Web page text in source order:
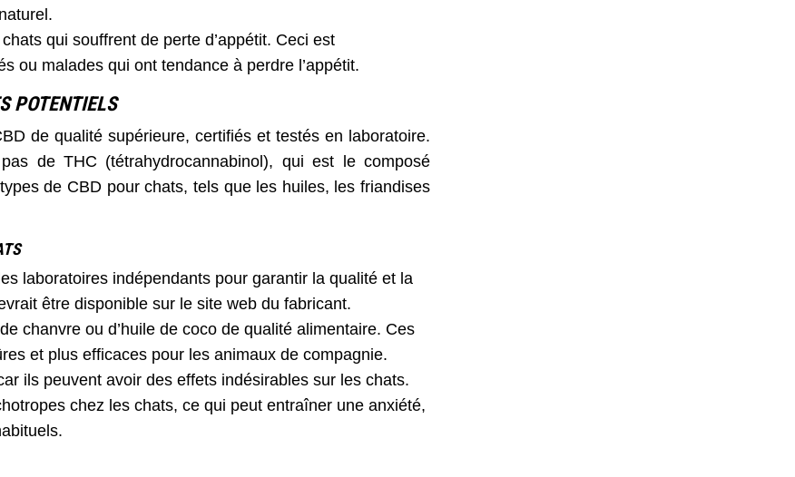
qui souffrent de perte d’appétit. Ceci est
ou malades qui ont tendance à perdre l’appétit.
POTENTIELS
de qualité supérieure, certifiés et testés en laboratoire.
de THC (tétrahydrocannabinol), qui est le composé
de CBD pour chats, tels que les huiles, les friandises
laboratoires indépendants pour garantir la qualité et la
être disponible sur le site web du fabricant.
chanvre ou d’huile de coco de qualité alimentaire. Ces
et plus efficaces pour les animaux de compagnie.
ils peuvent avoir des effets indésirables sur les chats.
chez les chats, ce qui peut entraîner une anxiété,